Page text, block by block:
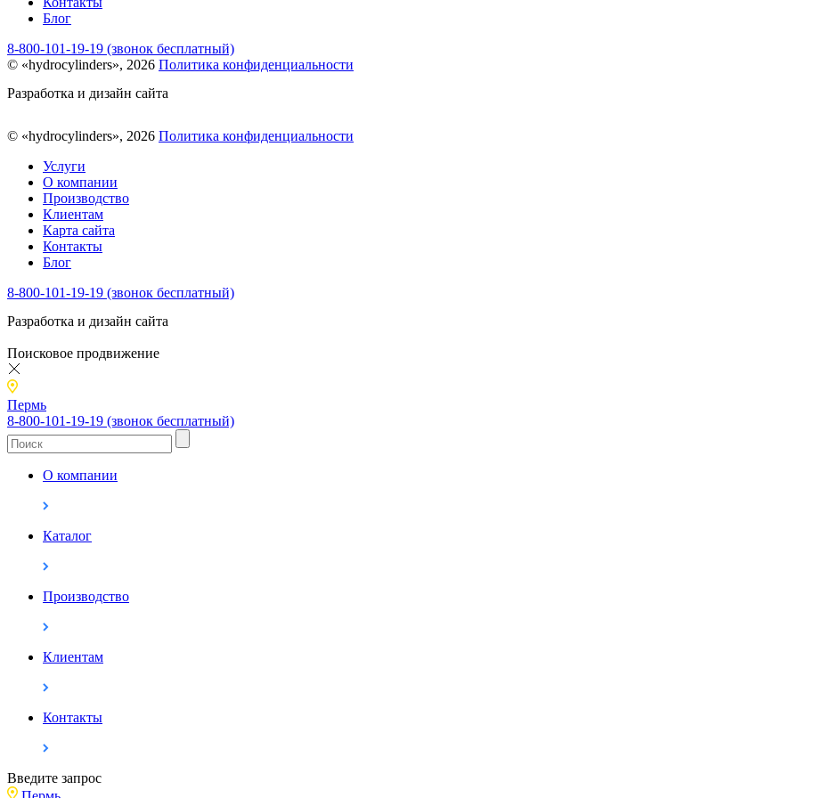
Блог
8-800-101-19-19 (звонок бесплатный)
© «hydrocylinders», 2026 Политика конфиденциальности
Разработка и дизайн сайта
© «hydrocylinders», 2026 Политика конфиденциальности
Услуги
О компании
Производство
Клиентам
Карта сайта
Контакты
Блог
8-800-101-19-19 (звонок бесплатный)
Разработка и дизайн сайта
Поисковое продвижение
Пермь
8-800-101-19-19 (звонок бесплатный)
О компании
Каталог
Производство
Клиентам
Контакты
Введите запрос